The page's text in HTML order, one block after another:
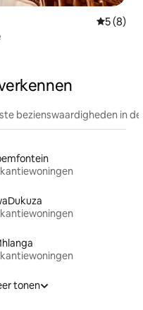
5 (8)
bezienswaardigheden in
tonen